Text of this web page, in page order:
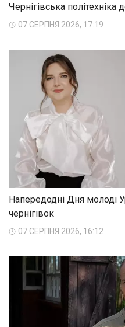
Чернігівська політехніка
07 СЕРПНЯ 2026, 17:19
Напередодні Дня молоді
чернігівок
07 СЕРПНЯ 2026, 16:12